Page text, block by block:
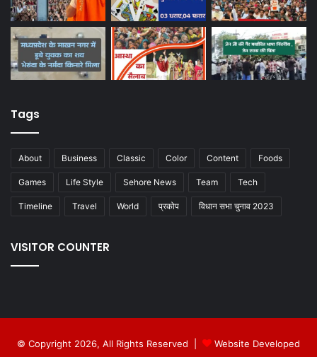
Tags
About Business Classic Color Content Foods
Games Life Style Sehore News Team Tech
Timeline Travel World प्रकोप विधान सभा चुनाव 2023
VISITOR COUNTER
© Copyright 2026, All Rights Reserved | Website Developed